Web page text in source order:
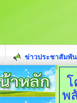
ข่าวประชาสัมพั
โ
พ